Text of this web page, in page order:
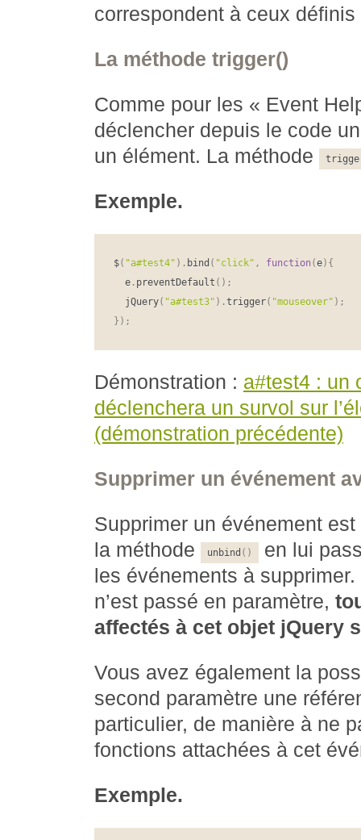
correspondent à ceux
La méthode trigger()
Comme pour les « Event
déclencher depuis le code
un élément. La méthode
Exemple.
$( "a#test4" ) . bind ( "click" , function (e) {
  e
. preventDefault ( ) ;
  jQuery
( "a#test3" ) .trigger( "mouseover" ) ;
} ) ;
Démonstration : a#test4 : un
déclenchera un survol sur
(démonstration précédente)
Supprimer un événement
Supprimer un événement
la méthode
unbind ( )
en lui
les événements à
n’est passé en paramètre,
affectés à cet objet jQuery
Vous avez également la
second paramètre une
particulier, de manière à ne
fonctions attachées à cet
Exemple.